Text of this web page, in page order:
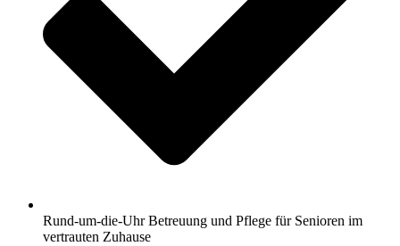
Rund-um-die-Uhr Betreuung und Pflege für Senioren im
vertrauten Zuhause